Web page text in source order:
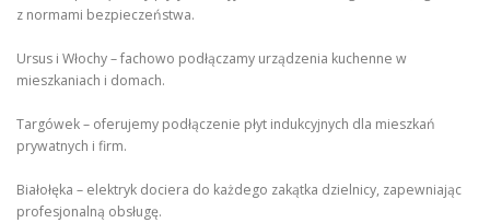
z normami bezpieczeństwa.
Ursus i Włochy – fachowo podłączamy urządzenia kuchenne w
mieszkaniach i domach.
Targówek – oferujemy podłączenie płyt indukcyjnych dla mieszkań
prywatnych i firm.
Białołęka – elektryk dociera do każdego zakątka dzielnicy, zapewniając
profesjonalną obsługę.